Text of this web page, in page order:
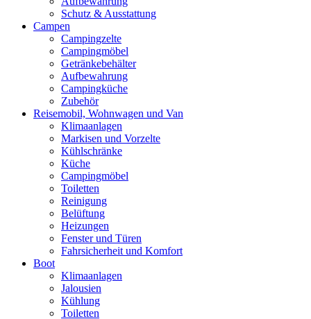
Schutz & Ausstattung
Campen
Campingzelte
Campingmöbel
Getränkebehälter
Aufbewahrung
Campingküche
Zubehör
Reisemobil, Wohnwagen und Van
Klimaanlagen
Markisen und Vorzelte
Kühlschränke
Küche
Campingmöbel
Toiletten
Reinigung
Belüftung
Heizungen
Fenster und Türen
Fahrsicherheit und Komfort
Boot
Klimaanlagen
Jalousien
Kühlung
Toiletten